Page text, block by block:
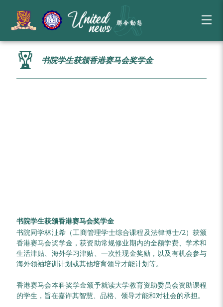
书院学生获颁香港赛马会奖学金
书院学生获颁香港赛马会奖学金
书院同学林沚希（工商管理学士综合课程及法律博士/2）获颁
香港赛马会奖学金，获资助常规修业期内的全额学费、学术和
生活津贴、海外学习津贴、一次性现金奖励，以及有机会参与
海外领袖培训计划或其他培育领导才能计划等。
香港赛马会本科奖学金颁予就读大学教育资助委员会资助课程
的学生，旨在嘉许其智慧、品格、领导才能和对社会的承担。